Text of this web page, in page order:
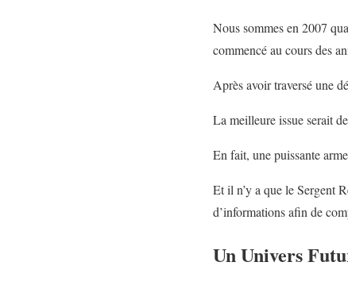
Nous sommes en 2007
commencé au cours des
Après avoir traversé une
La meilleure issue serait
En fait, une puissante
Et il n’y a que le Sergent
d’informations afin de
Un Univers